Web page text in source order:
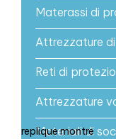
Materassi di
Attrezzature
Reti di
Attrezzature
Materiali di
replique montre